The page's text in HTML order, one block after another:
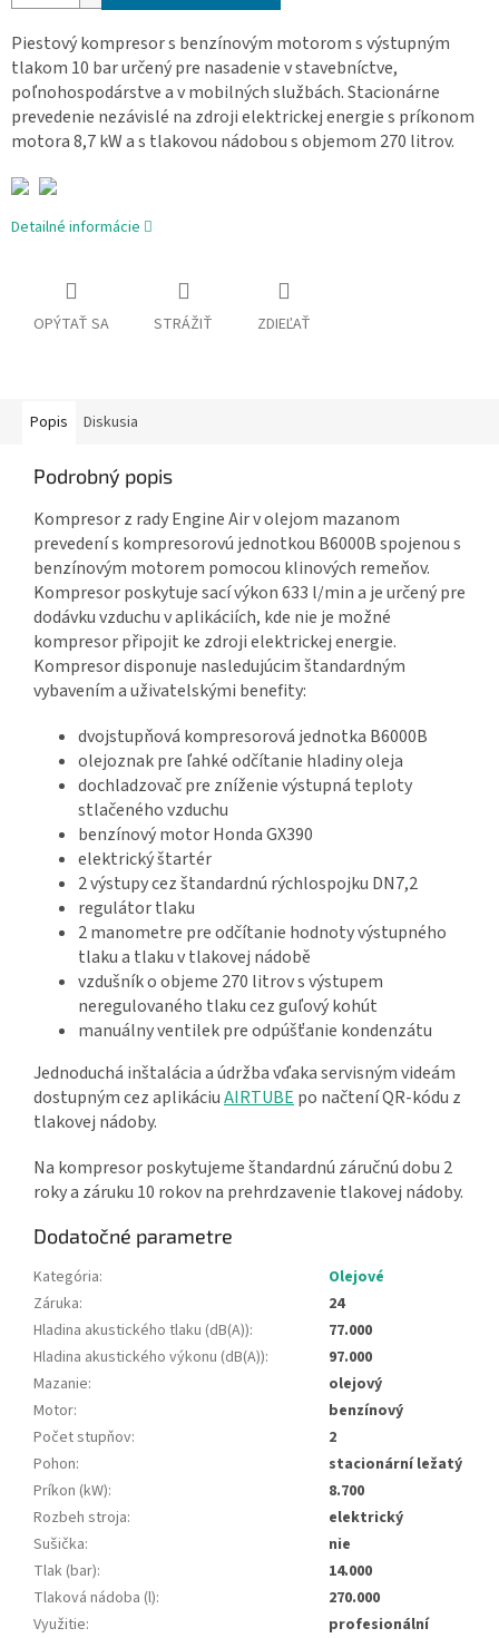
Piestový kompresor s benzínovým motorom s výstupným
tlakom 10 bar určený pre nasadenie v stavebníctve,
poľnohospodárstve a v mobilných službách. Stacionárne
prevedenie nezávislé na zdroji elektrickej energie s príkonom
motora 8,7 kW a s tlakovou nádobou s objemom 270 litrov.
Detailné informácie
OPÝTAŤ SA STRÁŽIŤ ZDIEĽAŤ
Popis Diskusia
Podrobný popis
Kompresor z rady Engine Air v olejom mazanom
prevedení s kompresorovú jednotkou B6000B spojenou s
benzínovým motorem pomocou klinových remeňov.
Kompresor poskytuje sací výkon 633 l/min a je určený pre
dodávku vzduchu v aplikáciích, kde nie je možné
kompresor připojit ke zdroji elektrickej energie.
Kompresor disponuje nasledujúcim štandardným
vybavením a uživatelskými benefity:
dvojstupňová kompresorová jednotka B6000B
olejoznak pre ľahké odčítanie hladiny oleja
dochladzovač pre zníženie výstupná teploty
stlačeného vzduchu
benzínový motor Honda GX390
elektrický štartér
2 výstupy cez štandardnú rýchlospojku DN7,2
regulátor tlaku
2 manometre pre odčítanie hodnoty výstupného
tlaku a tlaku v tlakovej nádobě
vzdušník o objeme 270 litrov s výstupem
neregulovaného tlaku cez guľový kohút
manuálny ventilek pre odpúšťanie kondenzátu
Jednoduchá inštalácia a údržba vďaka servisným videám
dostupným cez aplikáciuAIRTUBE po načtení QR-kódu z
tlakovej nádoby.
Na kompresor poskytujeme štandardnú záručnú dobu 2
roky a záruku 10 rokov na prehrdzavenie tlakovej nádoby.
Dodatočné parametre
Kategória:
Olejové
Záruka:
24
Hladina akustického tlaku (dB(A)):
77.000
Hladina akustického výkonu (dB(A)):
97.000
Mazanie:
olejový
Motor:
benzínový
Počet stupňov:
2
Pohon:
stacionární ležatý
Príkon (kW):
8.700
Rozbeh stroja:
elektrický
Sušička:
nie
Tlak (bar):
14.000
Tlaková nádoba (l):
270.000
Využitie:
profesionální